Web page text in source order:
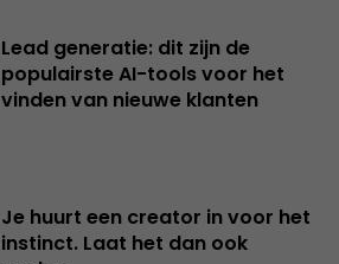
Lead generatie: dit zijn de
populairste AI-tools voor het
vinden van nieuwe klanten
Je huurt een creator in voor het
instinct. Laat het dan ook